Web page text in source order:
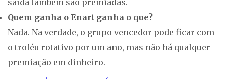
saída também são premiadas.
Quem ganha o Enart ganha o que?
Nada. Na verdade, o grupo vencedor pode ficar com
o troféu rotativo por um ano, mas não há qualquer
premiação em dinheiro.